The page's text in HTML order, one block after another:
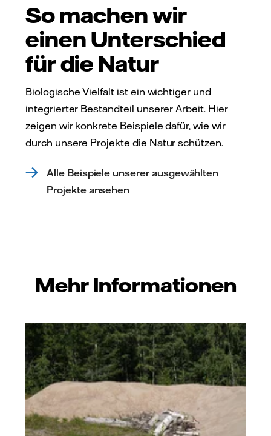
So machen wir
einen Unterschied
für die Natur
Biologische Vielfalt ist ein wichtiger und
integrierter Bestandteil unserer Arbeit. Hier
zeigen wir konkrete Beispiele dafür, wie wir
durch unsere Projekte die Natur schützen.
Alle Beispiele unserer ausgewählten
Projekte ansehen
Mehr Informationen